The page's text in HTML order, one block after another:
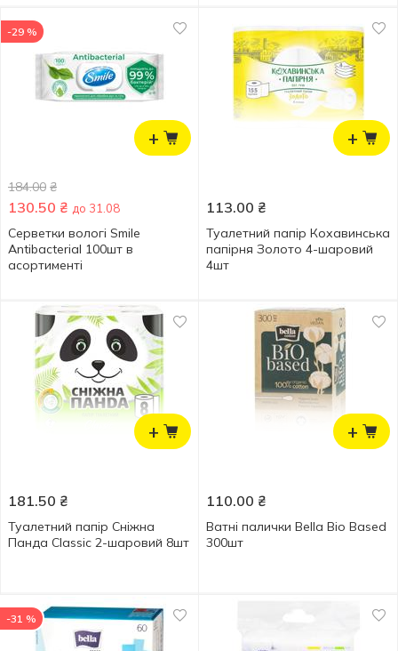
+
-29 %
184.00 ₴
130.50 ₴ до 31.08
Серветки вологі Smile
Antibacterial 100шт в
асортименті
+
113.00 ₴
Туалетний папір Кохавинська
папірня Золото 4-шаровий
4шт
+
181.50 ₴
Туалетний папір Сніжна
Панда Classic 2-шаровий 8шт
+
110.00 ₴
Ватні палички Bella Bio Based
300шт
-31 %